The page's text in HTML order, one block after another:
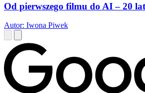
Od pierwszego filmu do AI – 20
Autor: Iwona Piwek